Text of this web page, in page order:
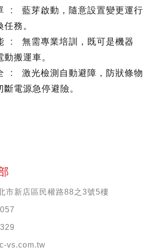
: 藍芽啟動，隨意設置變更運行
務。
: 無需專業培訓，既可是機器
搬運車。
: 激光檢測自動避障，防狀條物
電源急停避險。
市新店區民權路88之3號5樓
vs.com.tw